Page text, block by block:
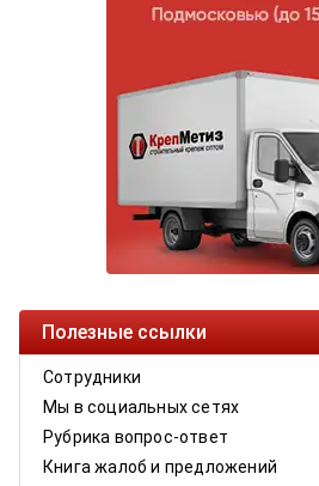
Полезные ссылки
Сотрудники
Мы в социальных сетях
Рубрика вопрос-ответ
Книга жалоб и предложений